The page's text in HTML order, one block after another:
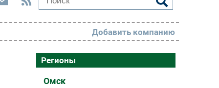
РАЗДЕЛЫ
Новости
Добавить компанию
Регионы
Омск